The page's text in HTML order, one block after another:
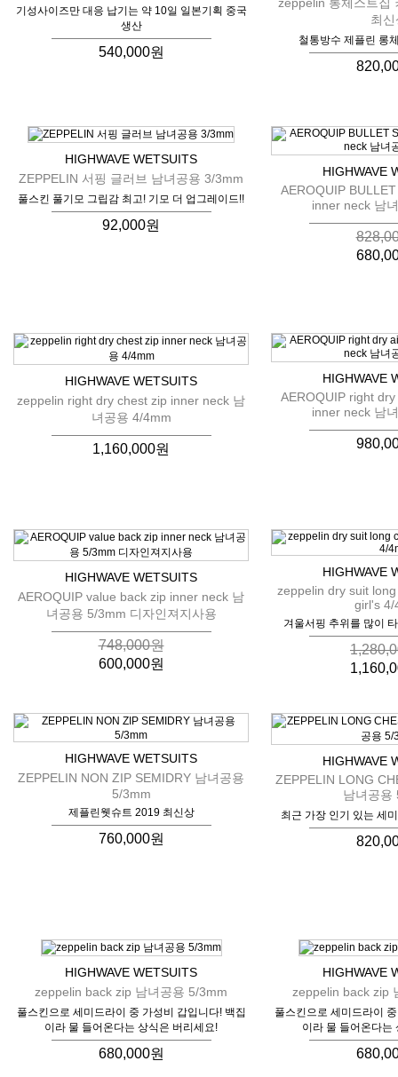
기성사이즈만 대응 납기는 약 10일 일본기획 중국
생산
540,000원
최신
철통방수 제플린 롱
HIGHWAVE WETSUITS
ZEPPELIN 서핑 글러브 남녀공용 3/3mm
풀스킨 풀기모 그립감 최고! 기모 더 업그레이드!!
92,000원
HIGHWAVE
AEROQUIP
inner neck 남
HIGHWAVE WETSUITS
zeppelin right dry chest zip inner neck 남
녀공용 4/4mm
1,160,000원
HIGHWAVE
AEROQUIP right
inner neck 남
HIGHWAVE WETSUITS
AEROQUIP value back zip inner neck 남
녀공용 5/3mm 디자인져지사용
748,000원
600,000원
HIGHWAVE
zeppelin dry suit
girl's 4/
겨울서핑 추위를 많이
HIGHWAVE WETSUITS
ZEPPELIN NON ZIP SEMIDRY 남녀공용
5/3mm
제플린웻슈트 2019 최신상
760,000원
HIGHWAVE
ZEPPELIN LONG
남녀공용
최근 가장 인기 있는 세
HIGHWAVE WETSUITS
zeppelin back zip 남녀공용 5/3mm
풀스킨으로 세미드라이 중 가성비 갑입니다! 백집
이라 물 들어온다는 상식은 버리세요!
680,000원
HIGHWAVE
zeppelin back zip
풀스킨으로 세미드라이
이라 물 들어온다는